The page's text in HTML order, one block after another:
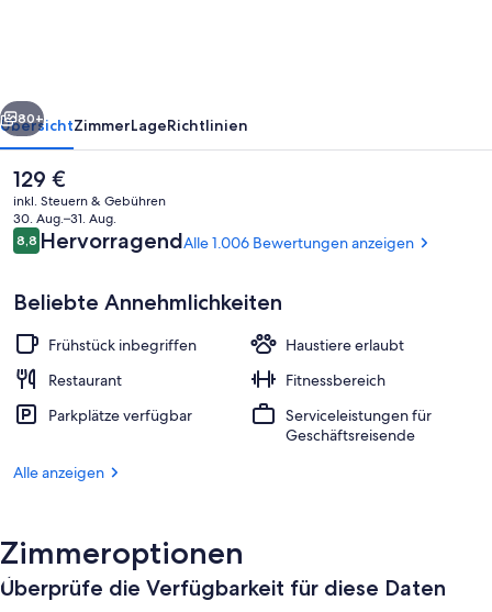
Tägliches inbegriffenes
Weiter
80+
ÜbersichtZimmerLageRichtlinien
Der
aktuelle
Preis
beträgt
129 €.
129 €
inkl. Steuern & Gebühren
30. Aug.–31. Aug.
Bewertungen
8,88,8 von 10.
HervorragendAlle 1.006 Bewertungen anzeigen
Beliebte Annehmlichkeiten
Frühstück inbegriffen
Haustiere erlaubt
Restaurant
Fitnessbereich
Parkplätze verfügbar
Serviceleistungen für
Geschäftsreisende
Alle anzeigen
Zimmeroptionen
Überprüfe die Verfügbarkeit für diese Daten